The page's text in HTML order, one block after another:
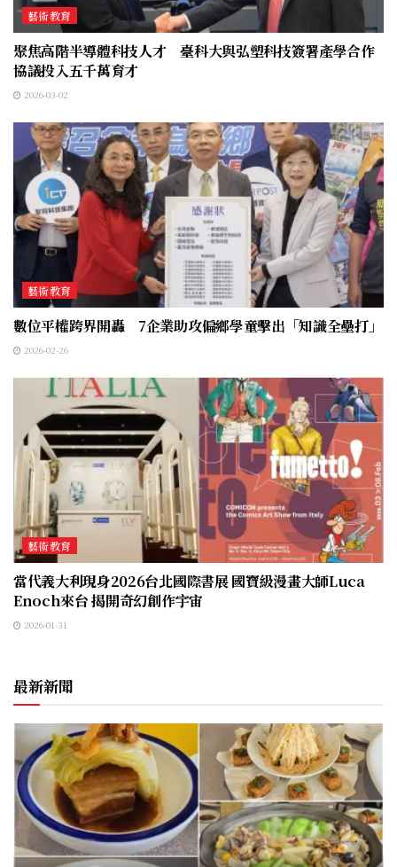
藝術教育
聚焦高階半導體科技人才 臺科大與弘塑科技簽署產學合作
協議投入五千萬育才
2026-03-02
藝術教育
數位平權跨界開轟 7企業助攻偏鄉學童擊出「知識全壘打」
2026-02-26
藝術教育
當代義大利現身2026台北國際書展 國寶級漫畫大師Luca
Enoch來台 揭開奇幻創作宇宙
2026-01-31
最新新聞